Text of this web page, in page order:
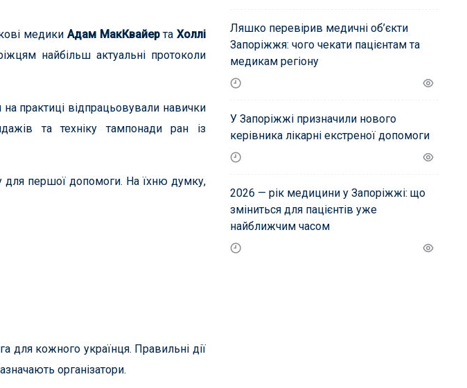
медики Адам МакКвайертаХоллі
найбільш актуальні протоколи
практиці відпрацьовували навички
та техніку тампонади ран із
для першої допомоги. На їхню думку,
для кожного українця. Правильні дії
організатори.
Ляшко перевірив медичні об’єкти
Запоріжжя: чого чекати пацієнтам та
медикам регіону
У Запоріжжі призначили нового
керівника лікарні екстреної допомоги
2026 — рік медицини у Запоріжжі: що
зміниться для пацієнтів уже
найближчим часом